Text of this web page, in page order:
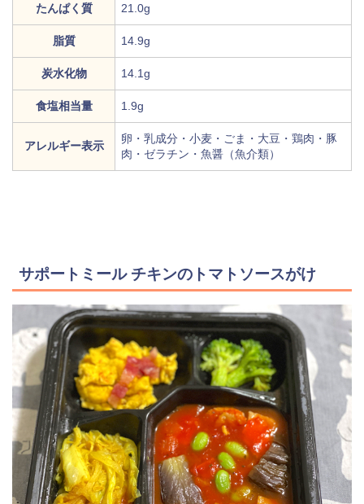
たんぱく質 21.0g
脂質 14.9g
炭水化物 14.1g
食塩相当量 1.9g
アレルギー表示
卵・乳成分・小麦・ごま・大豆・鶏肉・豚
肉・ゼラチン・魚醤（魚介類）
サポートミール チキンのトマトソースがけ